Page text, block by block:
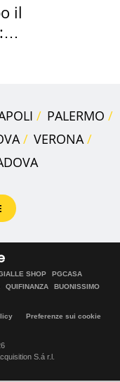
il
PALERMO
VERONA
SHOP
PGCASA
QUIFINANZA
BUONISSIMO
Preferenze sui cookie
S.á r.l.